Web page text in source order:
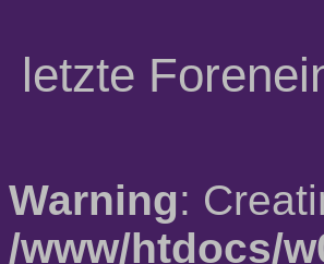
letzte
Warning:
/www/htdocs/